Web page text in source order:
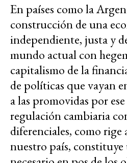
En países como la
construcción de una
independiente, justa y
mundo actual con
capitalismo de la
de políticas que vayan
a las promovidas por
regulación cambiaria
diferenciales, como
nuestro país,